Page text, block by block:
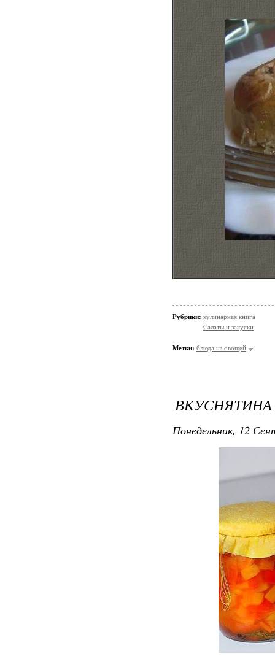
Рубрики: кулинарная книга
Салаты и закуски
Метки: блюда из овощей
Понедельник, 12